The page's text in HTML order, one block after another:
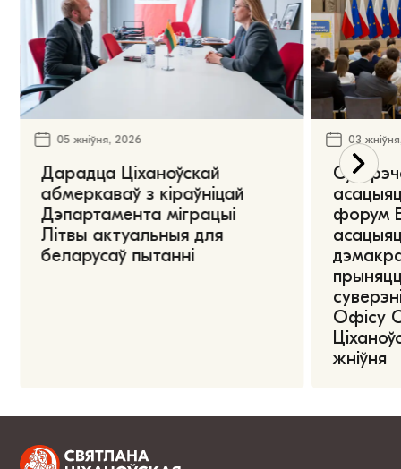
05 жніўня, 2026
Дарадца Ціханоўскай
абмеркаваў з кіраўніцай
Дэпартамента міграцыі
Літвы актуальныя для
беларусаў пытанні
03
форум
Офісу
жніўня